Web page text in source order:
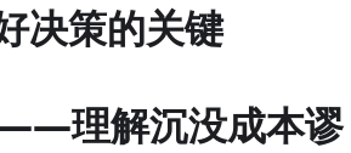
决策的关键
理解沉没成本谬